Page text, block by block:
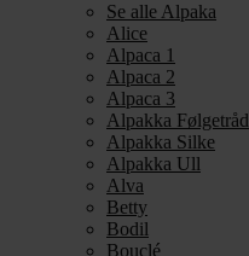
Se alle Alpaka
Alice
Alpaca 1
Alpaca 2
Alpaca 3
Alpakka Følgetråd
Alpakka Silke
Alpakka Ull
Alva
Betty
Bodil
Bouclé